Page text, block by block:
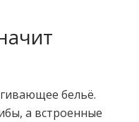
бельё.
а встроенные